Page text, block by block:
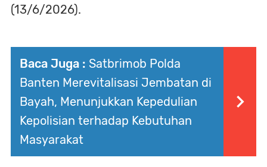
(13/6/2026).
Baca Juga : Satbrimob Polda
Banten Merevitalisasi Jembatan di
Bayah, Menunjukkan Kepedulian
Kepolisian terhadap Kebutuhan
Masyarakat